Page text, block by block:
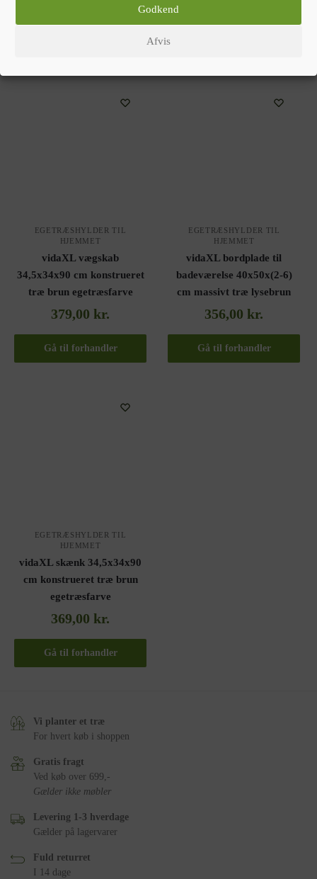
Godkend
Afvis
EGETRÆSHYLDER TIL
HJEMMET
vidaXL vægskab
34,5x34x90 cm konstrueret
træ brun egetræsfarve
379,00 kr.
Gå til forhandler
EGETRÆSHYLDER TIL
HJEMMET
vidaXL bordplade til
badeværelse 40x50x(2-6)
cm massivt træ lysebrun
356,00 kr.
Gå til forhandler
EGETRÆSHYLDER TIL
HJEMMET
vidaXL skænk 34,5x34x90
cm konstrueret træ brun
egetræsfarve
369,00 kr.
Gå til forhandler
Vi planter et træ
For hvert køb i shoppen
Gratis fragt
Ved køb over 699,-
Gælder ikke møbler
Levering 1-3 hverdage
Gælder på lagervarer
Fuld returret
I 14 dage